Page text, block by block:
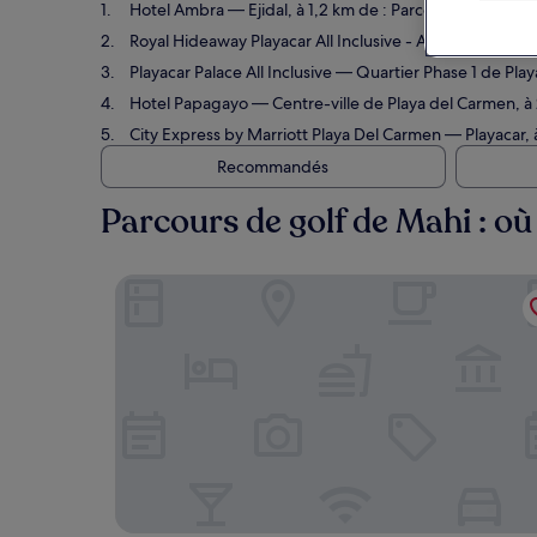
Hotel Ambra— Ejidal, à 1,2 km de : Parcours de golf
Royal Hideaway Playacar All Inclusive - Adults only
—
Playacar Palace All Inclusive— Quartier Phase 1 de
Hotel Papagayo— Centre-ville de Playa del Carmen,
City Express by Marriott Playa Del Carmen— Playacar,
Recommandés
Parcours de golf de Mahi :